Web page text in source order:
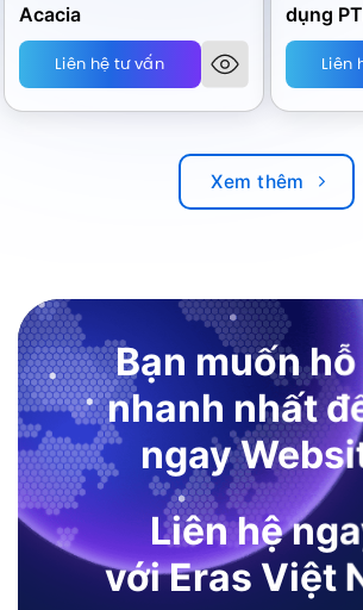
Acacia
Liên hệ tư vấn
dụng
Liên
Xem thêm
Bạn muốn
nhanh nhất
ngay
Liên hệ
với Eras Việt